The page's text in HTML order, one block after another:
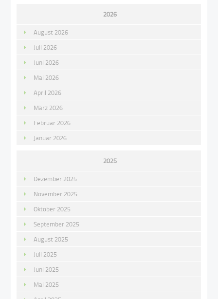
2026
August 2026
Juli 2026
Juni 2026
Mai 2026
April 2026
März 2026
Februar 2026
Januar 2026
2025
Dezember 2025
November 2025
Oktober 2025
September 2025
August 2025
Juli 2025
Juni 2025
Mai 2025